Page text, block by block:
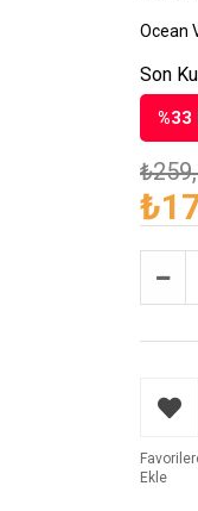
Ocean
%33
Son
Ekle